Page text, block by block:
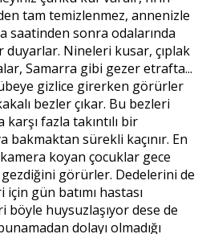
tam temizlenmez, annenizle
saatinden sonra odalarında
Nineleri kusar, çıplak
Samarra gibi gezer etrafta...
gizlice girerken görürler
bezler çıkar. Bu bezleri
fazla takıntılı bir
bakmaktan sürekli kaçınır. En
koyan çocuklar gece
görürler. Dedelerini de
gün batımı hastası
böyle huysuzlaşıyor dese de
dolayı olmadığı